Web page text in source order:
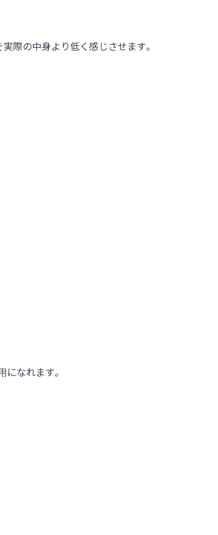
際の中身より低く感じさせます。
なれます。